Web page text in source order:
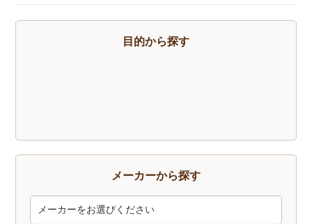
トレッキングソックス
燃料
酸素缶
帽子
手袋
ハイドレーション
そらのしたオリジナルＴシャツ
すべて
目的から探す
メーカーから探す